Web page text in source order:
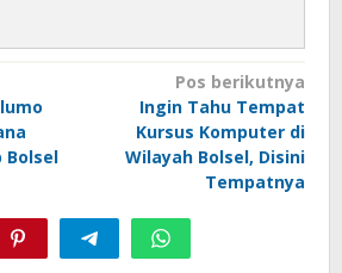
Bolsel
Pos berikutnya
Ingin Tahu Tempat
Kursus Komputer di
Wilayah Bolsel, Disini
Tempatnya